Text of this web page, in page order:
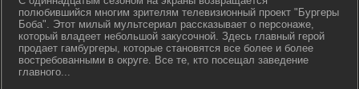
полюбившийся многим зрителям телевизионный проект "Бургеры
Боба". Этот милый мультсериал рассказывает о персонаже,
который владеет небольшой закусочной. Здесь главный герой
продает гамбургеры, которые становятся все более и более
востребованными в округе. Все те, кто посещал заведение
главного...